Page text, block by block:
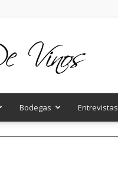
Bodegas Entrevistas